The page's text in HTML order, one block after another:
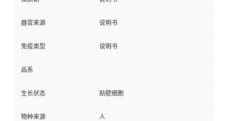
器官来源 说明书
免疫类型 说明书
品系
生长状态 贴壁细胞
物种来源 人